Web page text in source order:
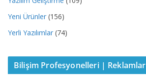
Yeni Ürünler (156)
Yerli Yazılımlar (74)
Bilişim Profesyonelleri | Reklamlar